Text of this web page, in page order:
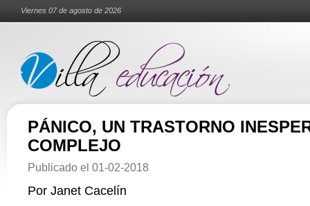
Viernes 07 de agosto de 2026
PÁNICO, UN TRASTORNO
COMPLEJO
Publicado el 01-02-2018
Por Janet Cacelín